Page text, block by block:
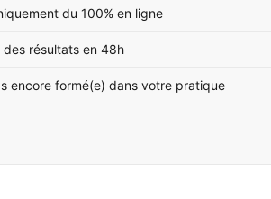
du 100% en ligne
résultats en 48h
encore formé(e) dans votre pratique